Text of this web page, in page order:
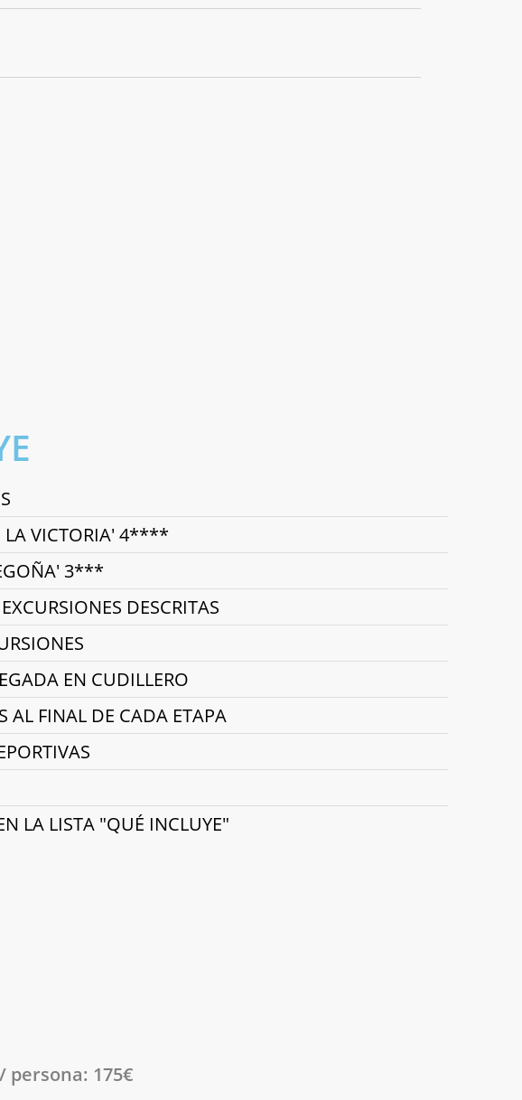
LA VICTORIA' 4****
3***
DESCRITAS
EN CUDILLERO
AL FINAL DE CADA ETAPA
LA LISTA "QUÉ INCLUYE"
/ persona: 175€